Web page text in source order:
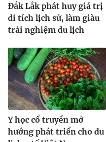
Đắk Lắk phát huy giá trị
di tích lịch sử, làm giàu
trải nghiệm du lịch
Y học cổ truyền mở
hướng phát triển cho du